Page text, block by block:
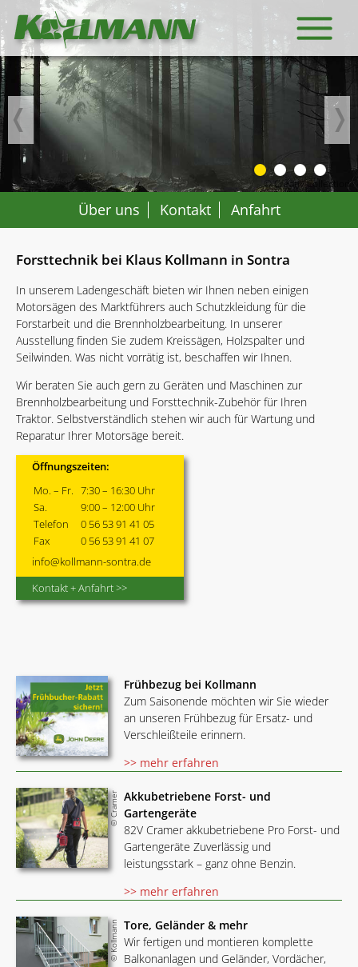
© Creativ Collection
Über uns Kontakt Anfahrt
Forsttechnik bei Klaus Kollmann in Sontra
In unserem Ladengeschäft bieten wir Ihnen neben einigen
Motorsägen des Marktführers auch Schutzkleidung für die
Forstarbeit und die Brennholzbearbeitung. In unserer
Ausstellung finden Sie zudem Kreissägen, Holzspalter und
Seilwinden. Was nicht vorrätig ist, beschaffen wir Ihnen.
Wir beraten Sie auch gern zu Geräten und Maschinen zur
Brennholzbearbeitung und Forsttechnik-Zubehör für Ihren
Traktor. Selbstverständlich stehen wir auch für Wartung und
Reparatur Ihrer Motorsäge bereit.
Öffnungszeiten:
Mo. – Fr. 7:30 – 16:30 Uhr
Sa.
9:00 – 12:00 Uhr
Telefon
0 56 53 91 41 05
Fax
0 56 53 91 41 07
info@kollmann-sontra.de
Kontakt + Anfahrt >>
Frühbezug bei Kollmann
Zum Saisonende möchten wir Sie wieder
an unseren Frühbezug für Ersatz- und
Verschleißteile erinnern.
>> mehr erfahren
© Cramer Akkubetriebene Forst- und
Gartengeräte
82V Cramer akkubetriebene Pro Forst- und
Gartengeräte Zuverlässig und
leistungsstark – ganz ohne Benzin.
>> mehr erfahren
© Kollmann Tore, Geländer & mehr
Wir fertigen und montieren komplette
Balkonanlagen und Geländer, Vordächer,